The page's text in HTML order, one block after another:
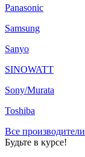
Panasonic
Samsung
Sanyo
SINOWATT
Sony/Murata
Toshiba
Все производители
Будьте в курсе!